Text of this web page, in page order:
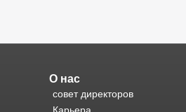
О нас
совет директоров